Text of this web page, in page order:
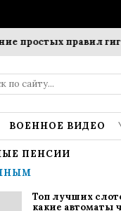
правил гигиены
ВОЕННОЕ ВИДЕО
ПЕНСИИ
Топ лучших
какие автоматы